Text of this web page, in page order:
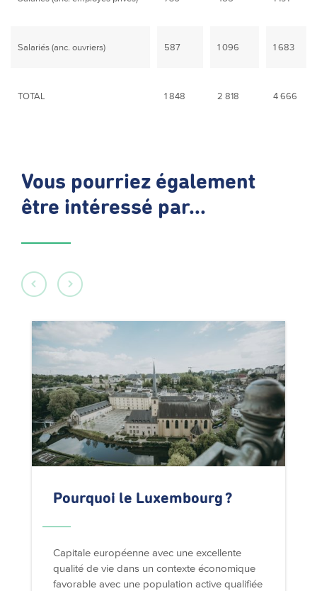
Salariés (anc. ouvriers) 587 1 096 1 683
TOTAL 1 848 2 818 4 666
Vous pourriez également
être intéressé par...
Pourquoi le Luxembourg ?
Capitale européenne avec une excellente
qualité de vie dans un contexte économique
favorable avec une population active qualifiée